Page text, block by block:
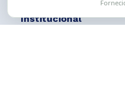
Institucional